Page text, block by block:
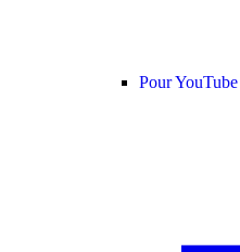
Pour YouTube